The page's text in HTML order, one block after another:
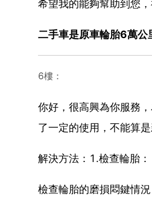
希望我的能夠幫助到您
二手車是原車輪胎6萬公
6樓：
你好，很高興為你服務
了一定的使用，不能算是
解決方法：1.檢查輪胎：
檢查輪胎的磨損悶鍵情